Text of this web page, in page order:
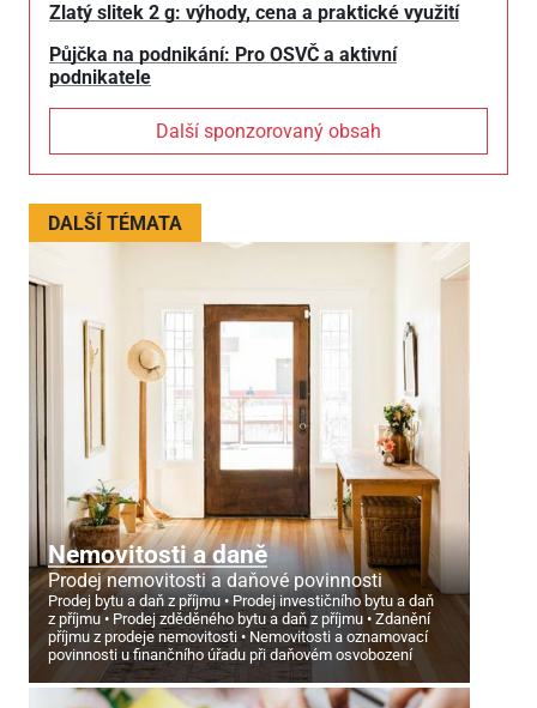
Zlatý slitek 2 g: výhody, cena a praktické využití
Půjčka na podnikání: Pro OSVČ a aktivní
podnikatele
Další sponzorovaný obsah
DALŠÍ TÉMATA
Nemovitosti a daně
Prodej nemovitosti a daňové povinnosti
Prodej bytu a daň z příjmu
Prodej investičního bytu a daň
z příjmu
Prodej zděděného bytu a daň z příjmu
Zdanění
příjmu z prodeje nemovitosti
Nemovitosti a oznamovací
povinnosti u finančního úřadu při daňovém osvobození